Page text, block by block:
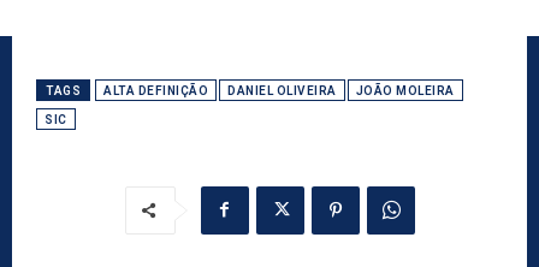
TAGS ALTA DEFINIÇÃO DANIEL OLIVEIRA JOÃO MOLEIRA
SIC